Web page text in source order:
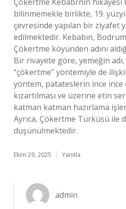
bilinmemekle birlikte, 19.
çevresinde yapılan bir ziyafet
edilmektedir. Kebabın,
Çökertme köyünden adını
Bir rivayete göre, yemeğin adı,
“çökertme” yöntemiyle de
yöntem, patateslerin ince
kızartılması ve üzerine etin
katman katman hazırlama
Ayrıca, Çökertme Türküsü ile
düşünülmektedir.
Ekim 29, 2025 Yanıtla
admin